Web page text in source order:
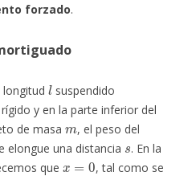
forzado.
l
suspendido
y en la parte inferior del
de masa
m
, el peso del
elongue una distancia
s
. En la
que
x=0
, tal como se